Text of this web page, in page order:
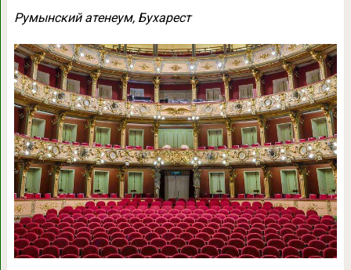
Румынский атенеум, Бухарест